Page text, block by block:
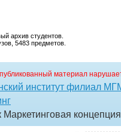
архив студентов.
5483 предметов.
материал
институт филиал
Маркетинговая